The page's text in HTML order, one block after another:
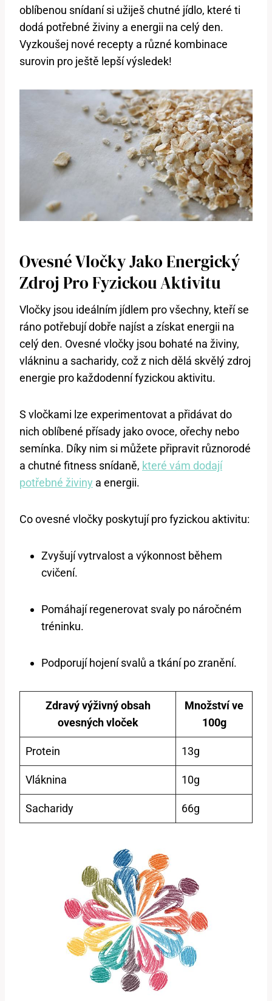
oblíbenou snídaní si užiješ chutné jídlo, které ti
dodá potřebné živiny a energii na celý den.
Vyzkoušej nové recepty a různé kombinace
surovin pro ještě lepší výsledek!
Ovesné Vločky Jako Energický
Zdroj Pro Fyzickou Aktivitu
Vločky jsou ideálním jídlem pro všechny, kteří se
ráno potřebují dobře najíst a získat energii na
celý den. Ovesné vločky jsou bohaté na živiny,
vlákninu a sacharidy, což z nich dělá skvělý zdroj
energie pro každodenní fyzickou aktivitu.
S vločkami lze experimentovat a přidávat do
nich oblíbené přísady jako ovoce, ořechy nebo
semínka. Díky nim si můžete připravit různorodé
a chutné fitness snídaně, které vám dodají
potřebné živiny a energii.
Co ovesné vločky poskytují pro fyzickou aktivitu:
Zvyšují vytrvalost a výkonnost během
cvičení.
Pomáhají regenerovat svaly po náročném
tréninku.
Podporují hojení svalů a tkání po zranění.
Zdravý výživný obsah
ovesných vloček
Množství ve
100g
Protein 13g
Vláknina 10g
Sacharidy 66g